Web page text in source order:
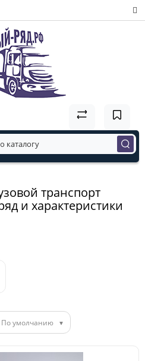
транспорт
и характеристики
По умолчанию